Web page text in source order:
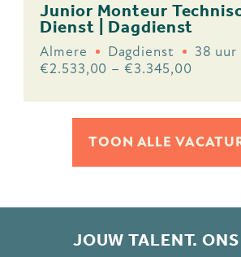
Junior Monteur
Dienst | Dagdienst
Almere Dagdienst
38 uur
€2.533,00 – €3.345,00
TOON ALLE
JOUW TALENT.